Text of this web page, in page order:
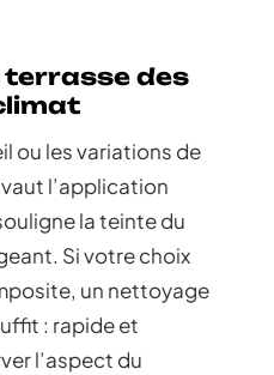
terrasse des
ou les variations de
l’application
la teinte du
Si votre choix
un nettoyage
: rapide et
l’aspect du